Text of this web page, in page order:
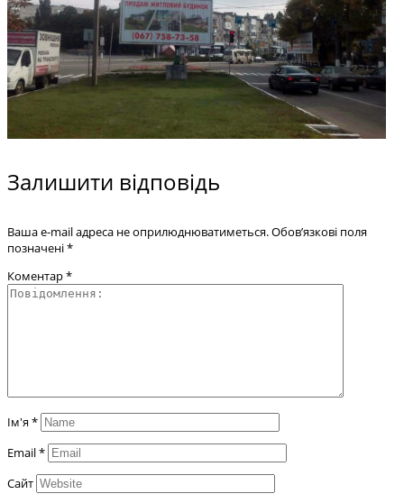
Залишити відповідь
Ваша e-mail адреса не оприлюднюватиметься.Обов’язкові поля
позначені*
Коментар*
Ім'я*
Email*
Сайт